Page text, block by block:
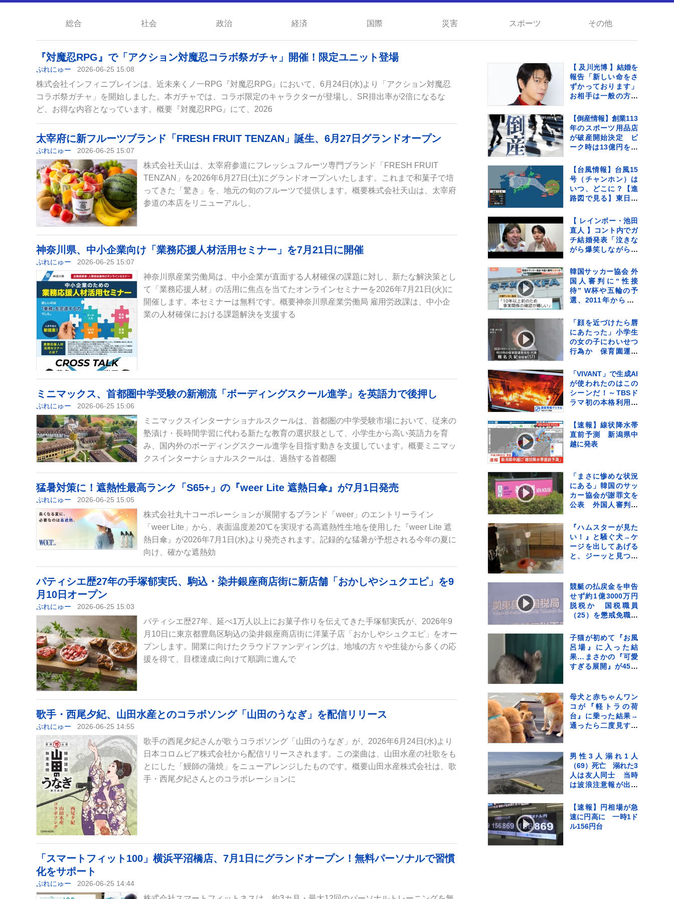
総合 社会 政治 経済 国際 災害 スポーツ その他
『対魔忍RPG』で「アクション対魔忍コラボ祭ガチャ」開催！限定ユニット登場
ぷれにゅー 2026-06-25 15:08
株式会社インフィニブレインは、近未来くノ一RPG『対魔忍RPG』において、6月24日(水)より「アクション対魔忍
コラボ祭ガチャ」を開始しました。本ガチャでは、コラボ限定のキャラクターが登場し、SR排出率が2倍になるな
ど、お得な内容となっています。概要『対魔忍RPG』にて、2026
太宰府に新フルーツブランド「FRESH FRUIT TENZAN」誕生、6月27日グランドオープン
ぷれにゅー 2026-06-25 15:07
株式会社天山は、太宰府参道にフレッシュフルーツ専門ブランド「FRESH FRUIT
TENZAN」を2026年6月27日(土)にグランドオープンいたします。これまで和菓子で培
ってきた「驚き」を、地元の旬のフルーツで提供します。概要株式会社天山は、太宰府
参道の本店をリニューアルし、
神奈川県、中小企業向け「業務応援人材活用セミナー」を7月21日に開催
ぷれにゅー 2026-06-25 15:07
神奈川県産業労働局は、中小企業が直面する人材確保の課題に対し、新たな解決策とし
て「業務応援人材」の活用に焦点を当てたオンラインセミナーを2026年7月21日(火)に
開催します。本セミナーは無料です。概要神奈川県産業労働局 雇用労政課は、中小企
業の人材確保における課題解決を支援する
ミニマックス、首都圏中学受験の新潮流「ボーディングスクール進学」を英語力で後押し
ぷれにゅー 2026-06-25 15:06
ミニマックスインターナショナルスクールは、首都圏の中学受験市場において、従来の
塾漬け・長時間学習に代わる新たな教育の選択肢として、小学生から高い英語力を育
み、国内外のボーディングスクール進学を目指す動きを支援しています。概要ミニマッ
クスインターナショナルスクールは、過熱する首都圏
猛暑対策に！遮熱性最高ランク「S65+」の『weer Lite 遮熱日傘』が7月1日発売
ぷれにゅー 2026-06-25 15:05
株式会社丸十コーポレーションが展開するブランド「weer」のエントリーライン
「weer Lite」から、表面温度差20℃を実現する高遮熱性生地を使用した『weer Lite 遮
熱日傘』が2026年7月1日(水)より発売されます。記録的な猛暑が予想される今年の夏に
向け、確かな遮熱効
パティシエ歴27年の手塚郁実氏、駒込・染井銀座商店街に新店舗「おかしやシュクエピ」を9
月10日オープン
ぷれにゅー 2026-06-25 15:03
パティシエ歴27年、延べ1万人以上にお菓子作りを伝えてきた手塚郁実氏が、2026年9
月10日に東京都豊島区駒込の染井銀座商店街に洋菓子店「おかしやシュクエピ」をオー
プンします。開業に向けたクラウドファンディングは、地域の方々や生徒から多くの応
援を得て、目標達成に向けて順調に進んで
歌手・西尾夕紀、山田水産とのコラボソング「山田のうなぎ」を配信リリース
ぷれにゅー 2026-06-25 14:55
歌手の西尾夕紀さんが歌うコラボソング「山田のうなぎ」が、2026年6月24日(水)より
日本コロムビア株式会社から配信リリースされます。この楽曲は、山田水産の社歌をも
とにした「鰻師の蒲焼」をニューアレンジしたものです。概要山田水産株式会社は、歌
手・西尾夕紀さんとのコラボレーションに
「スマートフィット100」横浜平沼橋店、7月1日にグランドオープン！無料パーソナルで習慣
化をサポート
ぷれにゅー 2026-06-25 14:44
【 及川光博 】結婚を
報告「新しい命をさ
ずかっております」
お相手は一般の方
ミッチーとして精
進〟【 コメント全文
】
【倒産情報】創業113
年のスポーツ用品店
が破産開始決定 ピ
ーク時は13億円を超
との競争やコロナ禍
の影響で赤字に 福井
市 【東京商工リサー
チ】
【台風情報】台風15
号（チャンホン）は
いつ、どこに？【進
路図で見る】東日本
大型で強い台風13号
（ドルフィン）引き
続き 大雨・暴風・高
潮・うねりを伴った
高波などに厳重警戒
【 レインボー・池田
直人 】コント内でガ
チ結婚発表「泣きな
がら爆笑しながらよ
手はフリーアナウン
サー・佐藤佳奈さ
ん ジャンボたかお
大祝福
韓国サッカー協会 外
国人審判に“性接
待” W杯や五輪の予
選、2011年から約1
し JNN報告書入手
「顔を近づけたら唇
にあたった」小学生
の女の子にわいせつ
行為か 保育園運営
捕 千葉・市川市
「VIVANT」で生成AI
が使われたのはこの
シーンだ！～TBSド
ラマ初の本格利用～
ル】
【速報】線状降水帯
直前予測 新潟県中
越に発表
「まさに惨めな状況
にある」韓国のサッ
カー協会が謝罪文を
公表 外国人審判へ
監督選任めぐる疑惑
など相次ぐ不祥事受
『ハムスターが見た
い！』と騒ぐ犬→ケ
ージを出してあげる
と、ジーッと見つめ
「なんて尊いの」
「姿勢がｗ」
競艇の払戻金を申告
せず約1億3000万円
脱税か 国税職員
（25）を懲戒免職処
から約1億5000万円
受け取りも 詐欺など
の疑いで刑事告発
子猫が初めて『お風
呂場』に入った結
果…まさかの『可愛
すぎる展開』が45万
隊が増えて笑った」
母犬と赤ちゃんワン
コが『軽トラの荷
台』に乗った結果→
通ったら二度見する
渋滞」「たまらない
景色」
男性3人溺れ1人
（69）死亡 溺れた3
人は友人同士 当時
は波浪注意報が出て
市の海水浴場
【速報】円相場が急
速に円高に 一時1ド
ル156円台